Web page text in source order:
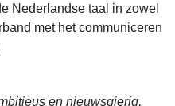
Nederlandse taal in zowel
met het communiceren
en nieuwsgierig,